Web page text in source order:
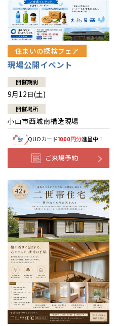
住まいの探検フェア
現場公開イベント
開催期間
9月12日(土)
開催場所
小山市西城南構造現場
QUOカード1000円分進呈中！
ご来場予約